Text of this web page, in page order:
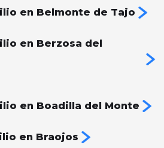
en Belmonte de Tajo
en Berzosa del
en Boadilla del Monte
en Braojos